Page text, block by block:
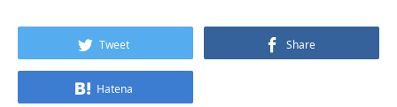
Tweet Share
Hatena